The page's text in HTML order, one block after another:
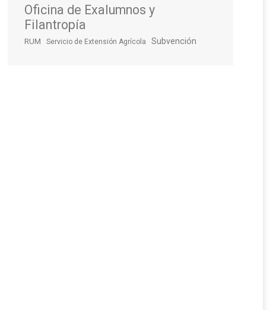
Oficina de Exalumnos y
Filantropía
RUM Servicio de Extensión Agrícola Subvención